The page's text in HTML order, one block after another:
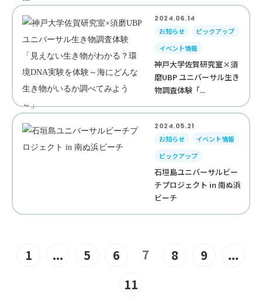
2024.06.14
お知らせ
ピックアップ
イベント情報
神戸大学佐賀研究室×須
磨UBP ユニバーサル生き
物調査体験「...
2024.05.21
お知らせ
イベント情報
ピックアップ
石垣島ユニバーサルビー
チプロジェクト in 南ぬ浜
ビーチ
1 ... 5 6 7 8 9
...
11